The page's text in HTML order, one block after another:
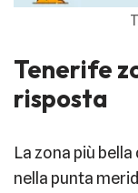
Tenerife
risposta
La zona più
nella punta